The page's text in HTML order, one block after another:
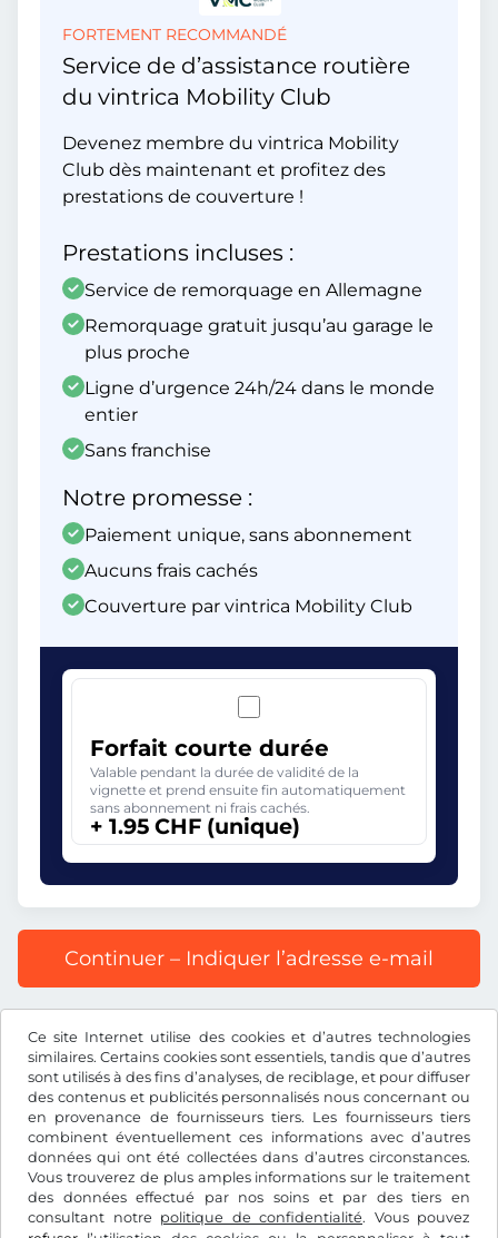
Ce site Internet utilise des cookies et d’autres technologies
similaires. Certains cookies sont essentiels, tandis que d’autres
sont utilisés à des fins d’analyses, de reciblage, et pour diffuser
des contenus et publicités personnalisés nous concernant ou
en provenance de fournisseurs tiers. Les fournisseurs tiers
combinent éventuellement ces informations avec d’autres
données qui ont été collectées dans d’autres circonstances.
Vous trouverez de plus amples informations sur le traitement
des données effectué par nos soins et par des tiers en
consultant notre politique de confidentialité. Vous pouvez
FORTEMENT RECOMMANDÉ
Service de d’assistance routière
du vintrica Mobility Club
Devenez membre du vintrica Mobility
Club dès maintenant et profitez des
prestations de couverture !
Prestations incluses :
Service de remorquage en Allemagne
Remorquage gratuit jusqu’au garage le
plus proche
Ligne d’urgence 24h/24 dans le monde
entier
Sans franchise
Notre promesse :
Paiement unique, sans abonnement
Aucuns frais cachés
Couverture par vintrica Mobility Club
Forfait courte durée
Valable pendant la durée de validité de la
vignette et prend ensuite fin automatiquement
sans abonnement ni frais cachés.
+ 1.95 CHF (unique)
Continuer – Indiquer l’adresse e-mail
compris les frais d’enregistrement et la TVA.
CHF
Facebook Instagram